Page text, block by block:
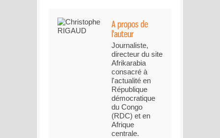
Journaliste,
directeur du site
Afrikarabia
consacré à
l'actualité en
République
démocratique
du Congo
(RDC) et en
Afrique
centrale.